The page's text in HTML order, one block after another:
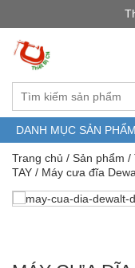
DANH MỤC SẢN PHẨM
Trang chủ / Sản phẩm /
TAY / Máy cưa đĩa